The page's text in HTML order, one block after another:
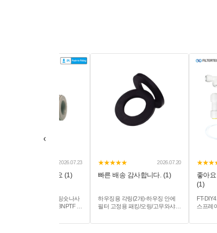
‹
2026.07.23
아요 잘 쓰고 있어요 (1)
존게스트 I피팅숫나사
트레이트어댑터 3/8:3/8NPTF 회
★★★★★ 2026.07.20
빠른 배송 감사합니다. (1)
하우징용 각링(2개)-하우징 안에
필터 고정용 패킹/오링/고무와샤/
좋아
(1)
FT-
스프레